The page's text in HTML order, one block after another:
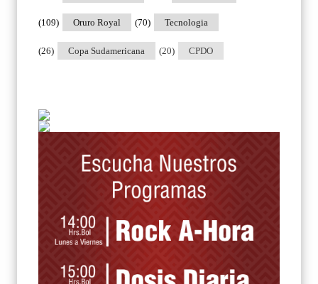
Oruro Royal
(109) Tecnologia
(70)
Copa Sudamericana
(26) CPDO
(20)